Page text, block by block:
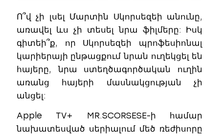
Ո՞վ չի լսել Մարտին Սկորսեզեի անունը,
առավել ևս չի տեսել նրա ֆիլմերը: Իսկ
գիտեի՞ք, որ Սկորսեզեի պրոֆեսիոնալ
կարիերայի ընթացքում նրան ուղեկցել են
հայերը, նրա ստեղծագործական ուղին
առանց հայերի մասնակցության չի
անցել:
Apple TV+ MR.SCORSESE-ի համար
նախատեսված սերիալում մեծ ռեժիսորը